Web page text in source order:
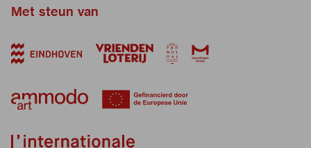
Met steun van